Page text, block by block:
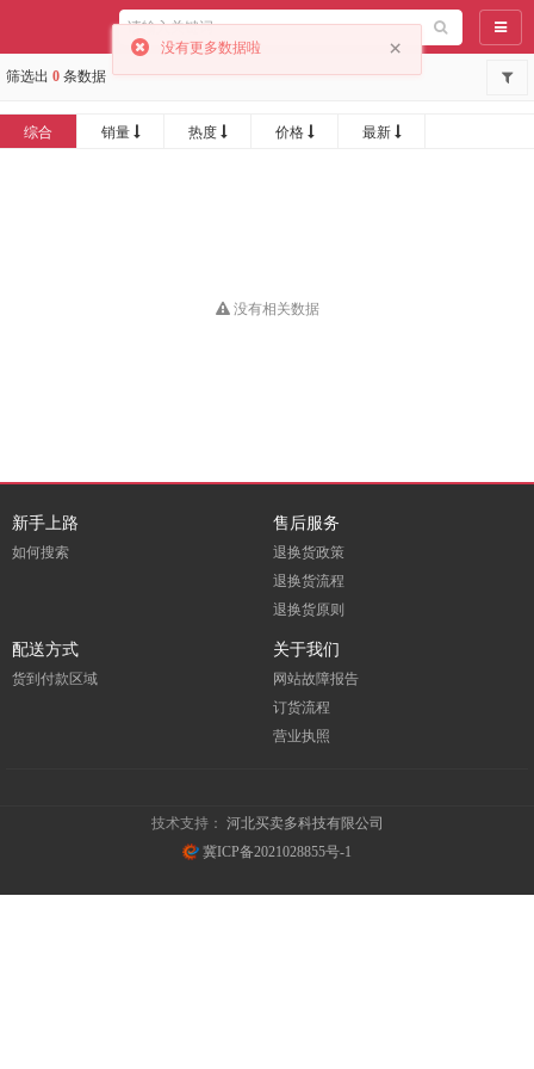
导航
筛选出 0 条数据
综合 销量 热度 价格 最新
没有相关数据
新手上路
如何搜索
售后服务
退换货政策
退换货流程
退换货原则
配送方式
货到付款区域
关于我们
网站故障报告
订货流程
营业执照
技术支持： 河北买卖多科技有限公司
冀ICP备2021028855号-1
×
没有更多数据啦